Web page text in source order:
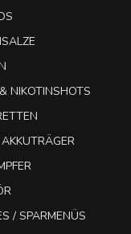
NIKOTINSHOTS
/ SPARMENÜS